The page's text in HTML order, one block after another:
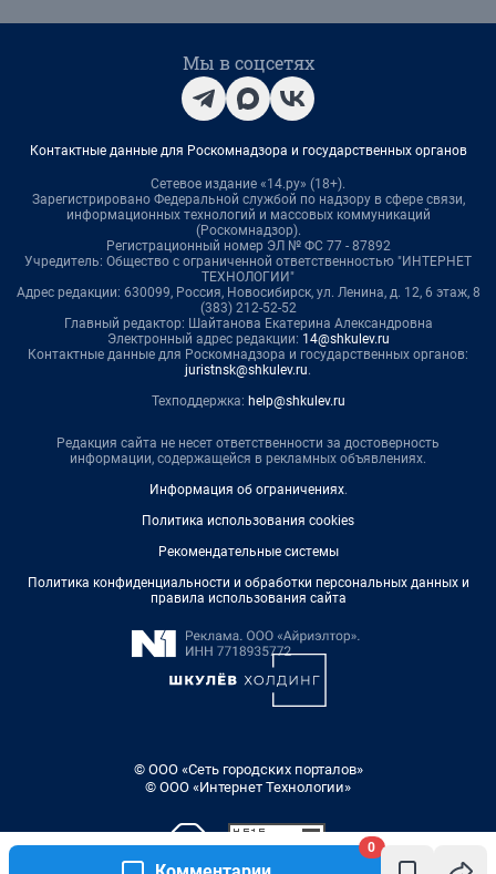
0
Мы в соцсетях
Контактные данные для Роскомнадзора и государственных органов
Сетевое издание «14.ру» (18+).
Зарегистрировано Федеральной службой по надзору в сфере связи,
информационных технологий и массовых коммуникаций
(Роскомнадзор).
Регистрационный номер ЭЛ № ФС 77 - 87892
Учредитель: Общество с ограниченной ответственностью "ИНТЕРНЕТ
ТЕХНОЛОГИИ"
Адрес редакции: 630099, Россия, Новосибирск, ул. Ленина, д. 12, 6 этаж, 8
(383) 212-52-52
Главный редактор: Шайтанова Екатерина Александровна
Электронный адрес редакции: 14@shkulev.ru
Контактные данные для Роскомнадзора и государственных органов:
juristnsk@shkulev.ru.
Техподдержка: help@shkulev.ru
Редакция сайта не несет ответственности за достоверность
информации, содержащейся в рекламных объявлениях.
Информация об ограничениях.
Политика использования cookies
Рекомендательные системы
Политика конфиденциальности и обработки персональных данных и
правила использования сайта
© ООО «Сеть городских порталов»
© ООО «Интернет Технологии»